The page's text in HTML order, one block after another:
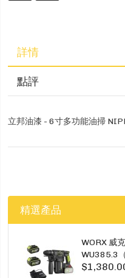
詳情
點評
立邦油漆 - 6寸多功能油掃
精選產品
WORX 威
WU385.3